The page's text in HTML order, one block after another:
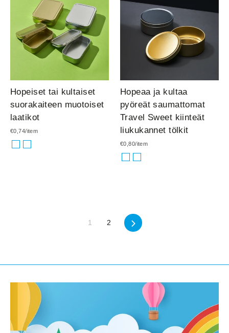
Hopeiset tai kultaiset
suorakaiteen muotoiset
laatikot
€0,74/item
Hopeaa ja kultaa
pyöreät saumattomat
Travel Sweet kiinteät
liukukannet tölkit
€0,80/item
1 2 Seuraava